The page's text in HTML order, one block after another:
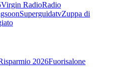
Virgin RadioRadio
SuperguidatvZuppa di
2026Fuorisalone